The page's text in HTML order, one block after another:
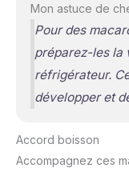
Mon astuce de
Pour des
préparez-les la
réfrigérateur.
développer et
Accord boisson
Accompagnez ces